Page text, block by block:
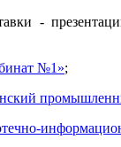
-
№1»;